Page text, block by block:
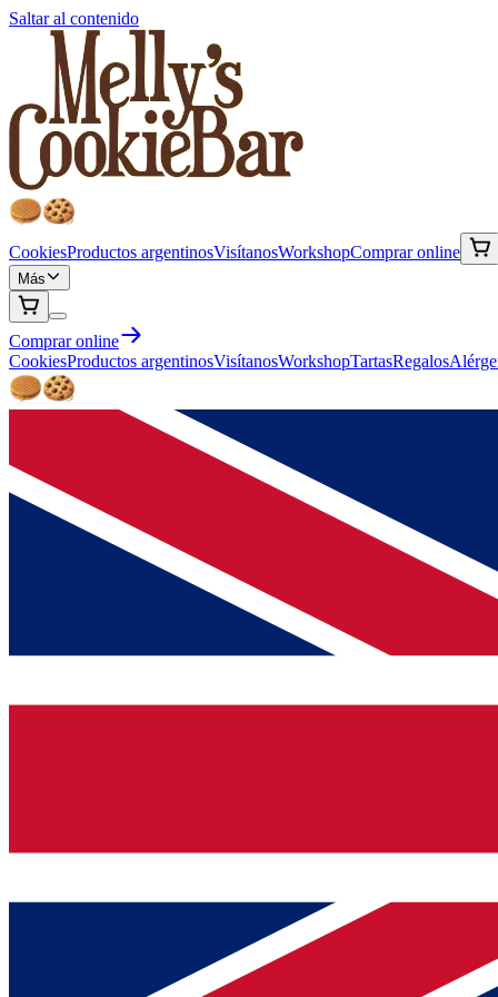
Saltar al contenido
CookiesProductos argentinosVisítanosWorkshopComprar online
Más
Comprar online
CookiesProductos argentinosVisítanosWorkshopTartasRegalos